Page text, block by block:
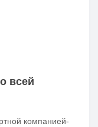
всей
компанией-